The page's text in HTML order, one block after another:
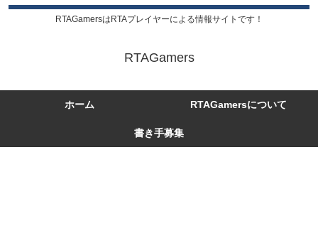
RTAGamersはRTAプレイヤーによる情報サイトです！
RTAGamers
ホーム RTAGamersについて
書き手募集